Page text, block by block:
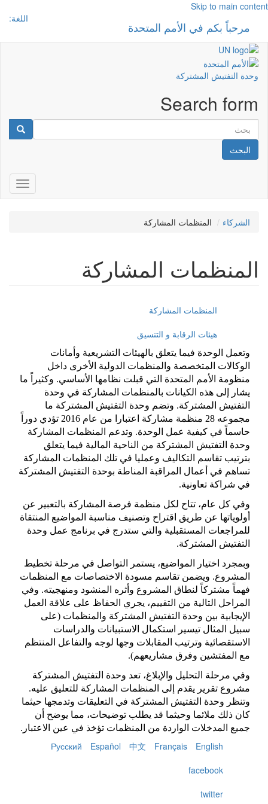
Skip to main content
مرحباً بكم في الأمم المتحدة
اللغة:
وحدة التفتيش المشتركة
Search form
البحث
الشركاء المنظمات المشاركة
المنظمات المشاركة
المنظمات المشاركة
هيئات الرقابة و التنسيق
وتعمل الوحدة فيما يتعلق بالهيئات التشريعية وأمانات
الوكالات المتخصصة والمنظمات الدولية الأخرى داخل
منظومة الأمم المتحدة التي قبلت نظامها الأساسي. وكثيراً ما
يشار إلى هذه الكيانات بالمنظمات المشاركة في وحدة
التفتيش المشتركة. وتضم وحدة التفتيش المشتركة ما
مجموعه 28 منظمة مشاركة اعتبارا من عام 2016 تؤدي دوراً
حاسماً في كيفية عمل الوحدة. وتدعم المنظمات المشاركة
وحدة التفتيش المشتركة من الناحية المالية فيما يتعلق
بترتيب تقاسم التكاليف وعمليا في تلك المنظمات المشاركة
تساهم في أعمال المراقبة المناطة بوحدة التفتيش المشتركة
في شراكة تعاونية.
وفي كل عام، تتاح لكل منظمة فرصة المشاركة بالتعبير عن
أولوياتها عن طريق اقتراح وتصنيف مناسبة المواضيع المنتقاة
للمراجعات المستقبلية والتي ستدرج في برنامج عمل وحدة
التفتيش المشتركة.
وبمجرد اختيار المواضيع، يستمر التواصل في مرحلة تخطيط
المشروع. ويضمن تقاسم مسودة الاختصاصات مع المنظمات
فهماً مشتركاً لنطاق المشروع وأثره المنشود ومنهجيته. وفي
المراحل التالية من التقييم، يجري الحفاظ على علاقة العمل
الإيجابية بين وحدة التفتيش المشتركة والمنظمات (على
سبيل المثال تيسير استكمال الاستبيانات والدراسات
الاستقصائية وترتيب المقابلات وجها لوجه والتفاعل المنتظم
مع المفتشين وفرق مشاريعهم).
وفي مرحلة التحليل والإبلاغ، تعد وحدة التفتيش المشتركة
مشروع تقرير يقدم إلى المنظمات المشاركة للتعليق عليه.
وتنظر وحدة التفتيش المشتركة في التعليقات وتدمجها حيثما
كان ذلك ملائما وحيثما قد يطلب توضيحات، مما يوضح أن
جميع المدخلات الواردة من المنظمات تؤخذ في عين الاعتبار .
English
Français
中文
Español
Русский
facebook
twitter